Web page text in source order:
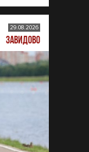
29.08.2026
ЗАВИДОВО